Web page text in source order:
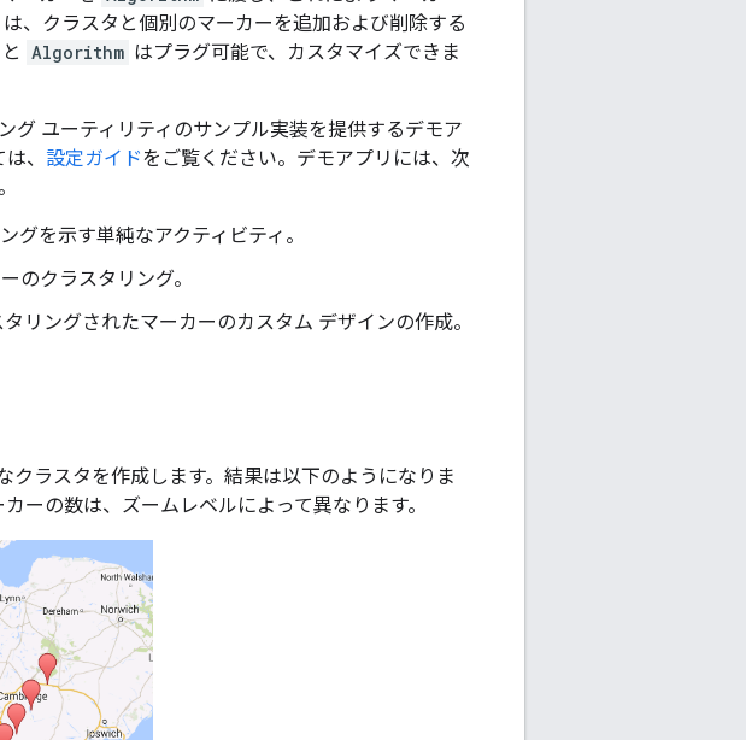
は、クラスタと個別のマーカーを追加および削除する
と Algorithm はプラグ可能で、カスタマイズできま
グ ユーティリティのサンプル実装を提供するデモア
、 設定ガイドをご覧ください。デモアプリには、次
グを示す単純なアクティビティ。
のクラスタリング。
タリングされたマーカーのカスタム デザインの作成。
ラスタを作成します。結果は以下のようになりま
ーの数は、ズームレベルによって異なります。